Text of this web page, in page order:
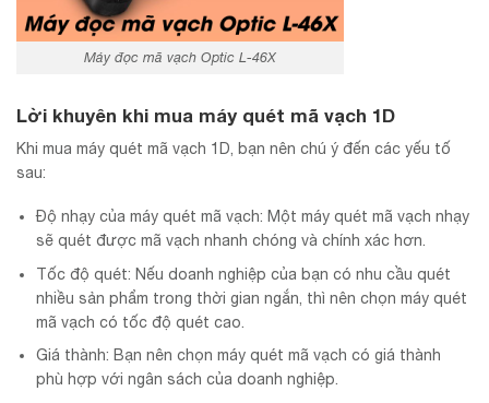
Máy đọc mã vạch Optic L-46X
Lời khuyên khi mua máy quét mã vạch 1D
Khi mua máy quét mã vạch 1D, bạn nên chú ý đến các yếu tố
sau:
Độ nhạy của máy quét mã vạch: Một máy quét mã vạch nhạy
sẽ quét được mã vạch nhanh chóng và chính xác hơn.
Tốc độ quét: Nếu doanh nghiệp của bạn có nhu cầu quét
nhiều sản phẩm trong thời gian ngắn, thì nên chọn máy quét
mã vạch có tốc độ quét cao.
Giá thành: Bạn nên chọn máy quét mã vạch có giá thành
phù hợp với ngân sách của doanh nghiệp.